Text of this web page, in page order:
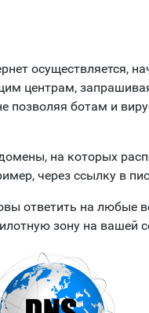
осуществляется,
центрам,
позволяя ботам и
на которых
через ссылку в
ответить на любые
зону на вашей